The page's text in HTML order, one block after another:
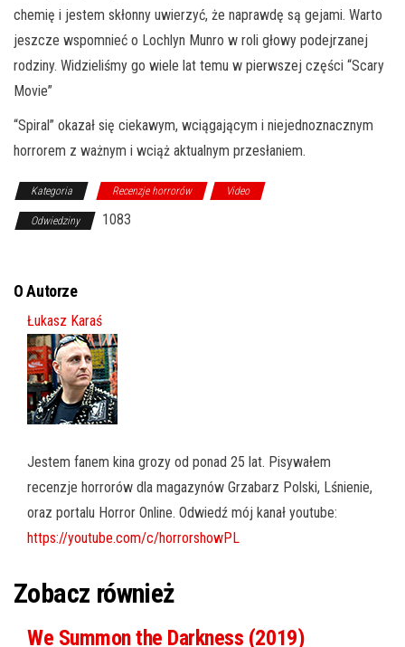
chemię i jestem skłonny uwierzyć, że naprawdę są gejami. Warto
jeszcze wspomnieć o Lochlyn Munro w roli głowy podejrzanej
rodziny. Widzieliśmy go wiele lat temu w pierwszej części “Scary
Movie”
“Spiral” okazał się ciekawym, wciągającym i niejednoznacznym
horrorem z ważnym i wciąż aktualnym przesłaniem.
Kategoria Recenzje horrorów Video
Odwiedziny 1083
O Autorze
Łukasz Karaś
Jestem fanem kina grozy od ponad 25 lat. Pisywałem
recenzje horrorów dla magazynów Grzabarz Polski, Lśnienie,
oraz portalu Horror Online. Odwiedź mój kanał youtube:
https://youtube.com/c/horrorshowPL
Zobacz również
We Summon the Darkness (2019)